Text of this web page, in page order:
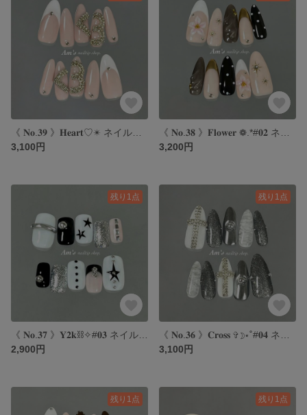
3,100円
3,200円
残り1点
2,900円
残り1点
3,100円
残り1点 残り1点